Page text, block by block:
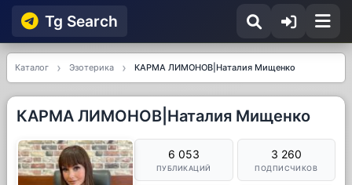
Tg Searсh
Каталог Эзотерика КАРМА ЛИМОНОВ|Наталия Мищенко
КАРМА ЛИМОНОВ|Наталия Мищенко
6 053
ПУБЛИКАЦИЙ
3 260
ПОДПИСЧИКОВ